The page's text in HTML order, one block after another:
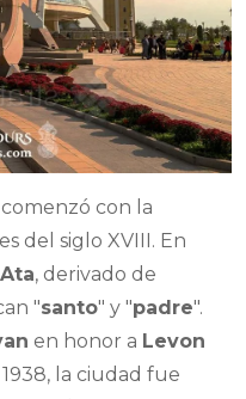
comenzó con la
del siglo XVIII. En
, derivado de
"santo" y "padre".
en honor a Levon
la ciudad fue